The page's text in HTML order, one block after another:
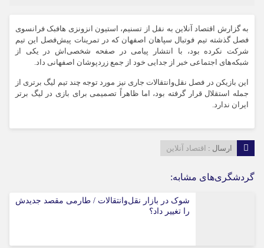
به گزارش اقتصاد آنلاین به نقل از تسنیم، استیون انزونزی هافبک فرانسوی
فصل گذشته تیم فوتبال سپاهان اصفهان که در تمرینات پیش‌فصل این تیم
شرکت نکرده بود، با انتشار پیامی در صفحه شخصی‌اش در یکی از
شبکه‌های اجتماعی خبر از جدایی خود از جمع زردپوشان اصفهانی داد.
این بازیکن در فصل نقل‌وانتقالات جاری نیز مورد توجه چند تیم لیگ برتری از
جمله استقلال قرار گرفته بود، اما ظاهراً تصمیمی برای بازی در لیگ برتر
ایران ندارد.
ارسال : اقتصاد آنلاین
گردشگری‌های مشابه:
شوک در بازار نقل‌وانتقالات / طارمی مقصد جدیدش
را تغییر داد؟